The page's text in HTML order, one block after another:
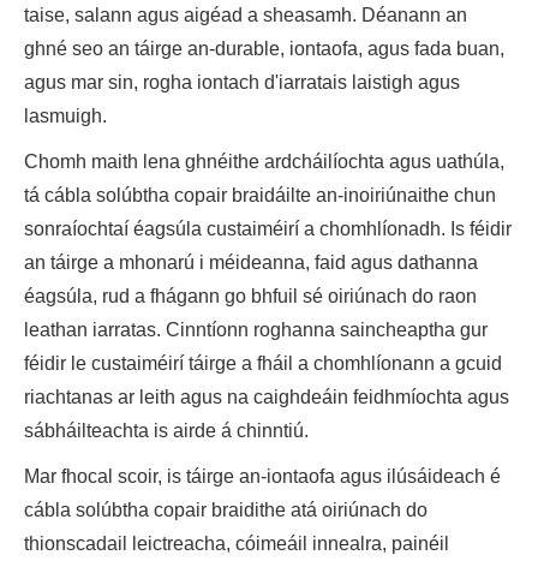
taise, salann agus aigéad a sheasamh. Déanann an
ghné seo an táirge an-durable, iontaofa, agus fada buan,
agus mar sin, rogha iontach d'iarratais laistigh agus
lasmuigh.
Chomh maith lena ghnéithe ardcháilíochta agus uathúla,
tá cábla solúbtha copair braidáilte an-inoiriúnaithe chun
sonraíochtaí éagsúla custaiméirí a chomhlíonadh. Is féidir
an táirge a mhonarú i méideanna, faid agus dathanna
éagsúla, rud a fhágann go bhfuil sé oiriúnach do raon
leathan iarratas. Cinntíonn roghanna saincheaptha gur
féidir le custaiméirí táirge a fháil a chomhlíonann a gcuid
riachtanas ar leith agus na caighdeáin feidhmíochta agus
sábháilteachta is airde á chinntiú.
Mar fhocal scoir, is táirge an-iontaofa agus ilúsáideach é
cábla solúbtha copair braidithe atá oiriúnach do
thionscadail leictreacha, cóimeáil innealra, painéil